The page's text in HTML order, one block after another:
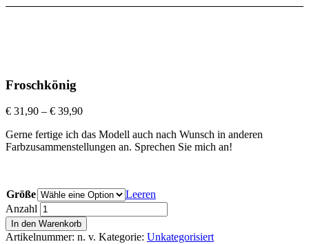
Froschkönig
€ 31,90 – € 39,90
Gerne fertige ich das Modell auch nach Wunsch in anderen
Farbzusammenstellungen an. Sprechen Sie mich an!
Größe
Leeren
Anzahl
In den Warenkorb
Artikelnummer: n. v. Kategorie: Unkategorisiert